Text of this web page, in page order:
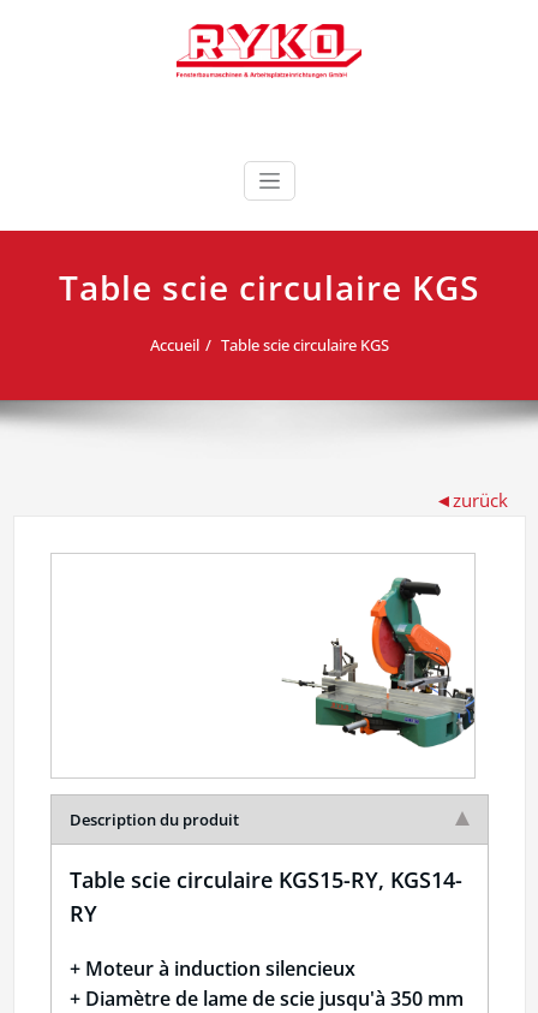
RYKO France RYKO
Deutschland
GmbH
Table scie circulaire KGS
Accueil Table scie circulaire KGS
Description du produit
Table scie circulaire KGS15-RY, KGS14-
RY
+ Moteur à induction silencieux
+ Diamètre de lame de scie jusqu'à 350 mm